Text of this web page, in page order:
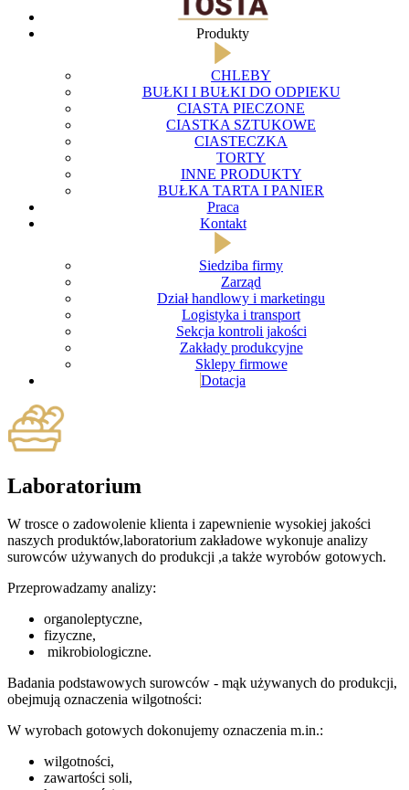
Produkty
CHLEBY
BUŁKI I BUŁKI DO ODPIEKU
CIASTA PIECZONE
CIASTKA SZTUKOWE
CIASTECZKA
TORTY
INNE PRODUKTY
BUŁKA TARTA I PANIER
Praca
Kontakt
Siedziba firmy
Zarząd
Dział handlowy i marketingu
Logistyka i transport
Sekcja kontroli jakości
Zakłady produkcyjne
Sklepy firmowe
Dotacja
Laboratorium
W trosce o zadowolenie klienta i zapewnienie wysokiej jakości
naszych produktów,laboratorium zakładowe wykonuje analizy
surowców używanych do produkcji ,a także wyrobów gotowych.
Przeprowadzamy analizy:
organoleptyczne,
fizyczne,
mikrobiologiczne.
Badania podstawowych surowców - mąk używanych do produkcji,
obejmują oznaczenia wilgotności:
W wyrobach gotowych dokonujemy oznaczenia m.in.:
wilgotności,
zawartości soli,